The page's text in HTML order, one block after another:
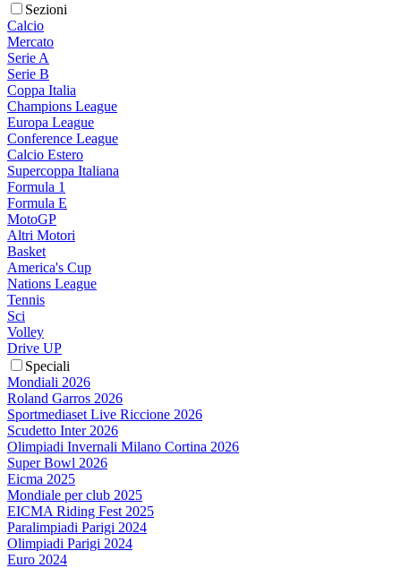
Sezioni
Calcio
Mercato
Serie A
Serie B
Coppa Italia
Champions League
Europa League
Conference League
Calcio Estero
Supercoppa Italiana
Formula 1
Formula E
MotoGP
Altri Motori
Basket
America's Cup
Nations League
Tennis
Sci
Volley
Drive UP
Speciali
Mondiali 2026
Roland Garros 2026
Sportmediaset Live Riccione 2026
Scudetto Inter 2026
Olimpiadi Invernali Milano Cortina 2026
Super Bowl 2026
Eicma 2025
Mondiale per club 2025
EICMA Riding Fest 2025
Paralimpiadi Parigi 2024
Olimpiadi Parigi 2024
Euro 2024